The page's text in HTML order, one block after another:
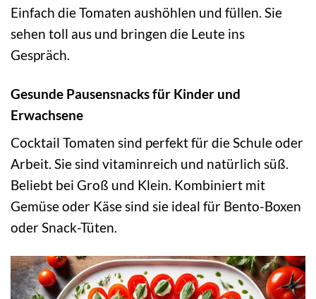
Einfach die Tomaten aushöhlen und füllen. Sie
sehen toll aus und bringen die Leute ins
Gespräch.
Gesunde Pausensnacks für Kinder und
Erwachsene
Cocktail Tomaten sind perfekt für die Schule oder
Arbeit. Sie sind vitaminreich und natürlich süß.
Beliebt bei Groß und Klein. Kombiniert mit
Gemüse oder Käse sind sie ideal für Bento-Boxen
oder Snack-Tüten.